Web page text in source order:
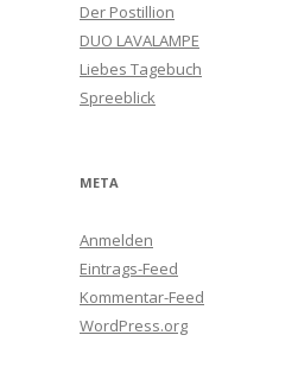
Der Postillion
DUO LAVALAMPE
Liebes Tagebuch
Spreeblick
META
Anmelden
Eintrags-Feed
Kommentar-Feed
WordPress.org